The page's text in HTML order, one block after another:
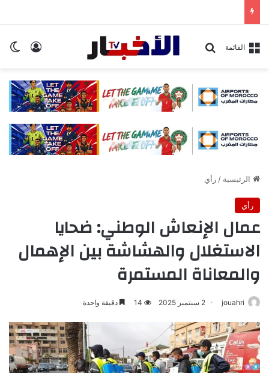
القائمة بحث عن
الرئيسية /رأي
رأي
عمال الإنعاش الوطني: ضحايا
الاستغلال والهشاشة بين الإهمال
والمعاناة المستمرة
jouahri 2 سبتمبر 2025 14 دقيقة واحدة